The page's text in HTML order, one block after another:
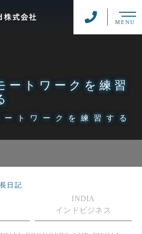
MENU
ートワークを練習
ートワークを練習する
日記
INDIA
インドビジネス